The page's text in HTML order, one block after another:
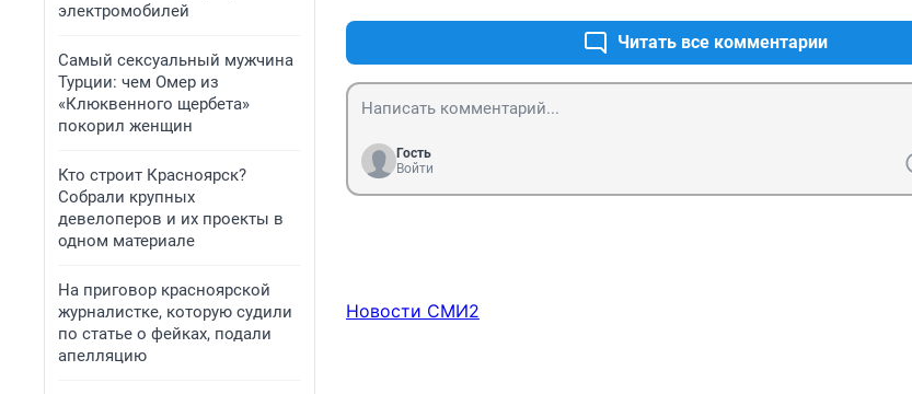
электромобилей
Самый сексуальный мужчина
Турции: чем Омер из
«Клюквенного щербета»
покорил женщин
Кто строит Красноярск?
Собрали крупных
девелоперов и их проекты в
одном материале
На приговор красноярской
журналистке, которую судили
по статье о фейках, подали
апелляцию
Читать все комментарии
Гость
Войти
Новости СМИ2